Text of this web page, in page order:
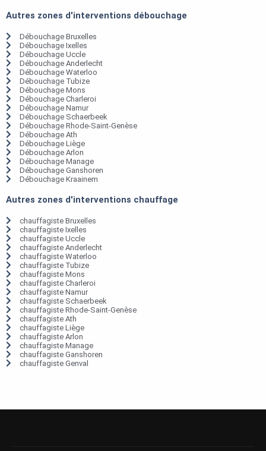
Autres zones d'interventions débouchage
Débouchage Bruxelles
Débouchage Ixelles
Débouchage Uccle
Débouchage Anderlecht
Débouchage Waterloo
Débouchage Tubize
Débouchage Mons
Débouchage Charleroi
Débouchage Namur
Débouchage Schaerbeek
Débouchage Rhode-Saint-Genèse
Débouchage Ath
Débouchage Liège
Débouchage Arlon
Débouchage Manage
Débouchage Ganshoren
Débouchage Kraainem
Autres zones d'interventions chauffage
chauffagiste Bruxelles
chauffagiste Ixelles
chauffagiste Uccle
chauffagiste Anderlecht
chauffagiste Waterloo
chauffagiste Tubize
chauffagiste Mons
chauffagiste Charleroi
chauffagiste Namur
chauffagiste Schaerbeek
chauffagiste Rhode-Saint-Genèse
chauffagiste Ath
chauffagiste Liège
chauffagiste Arlon
chauffagiste Manage
chauffagiste Ganshoren
chauffagiste Genval